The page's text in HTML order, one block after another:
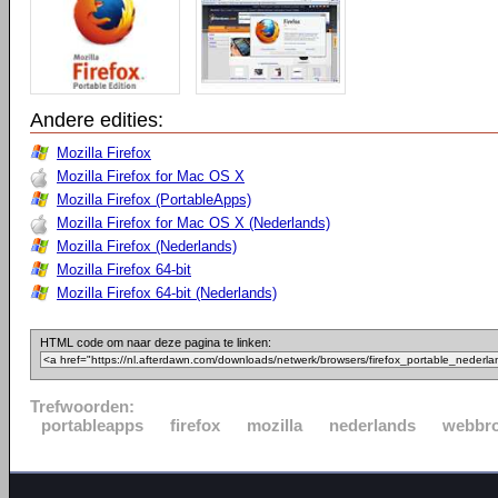
Andere edities:
Mozilla Firefox
Mozilla Firefox for Mac OS X
Mozilla Firefox (PortableApps)
Mozilla Firefox for Mac OS X (Nederlands)
Mozilla Firefox (Nederlands)
Mozilla Firefox 64-bit
Mozilla Firefox 64-bit (Nederlands)
HTML code om naar deze pagina te linken:
Trefwoorden:
portableapps
firefox mozilla nederlands